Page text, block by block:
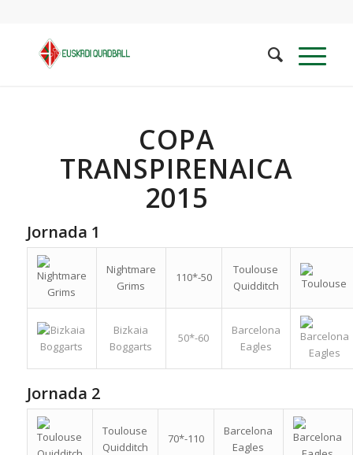
COPA
TRANSPIRENAICA
2015
Jornada 1
Nightmare
Grims
110*-50
Toulouse
Quidditch
Bizkaia
Boggarts
50*-60
Barcelona
Eagles
Jornada 2
Toulouse
Quidditch
70*-110
Barcelona
Eagles